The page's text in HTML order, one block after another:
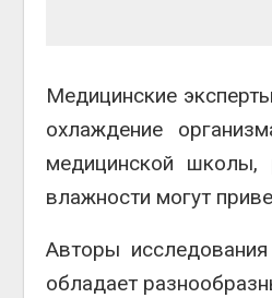
Медицинские
охлаждение
медицинской
влажности могут
Авторы
обладает